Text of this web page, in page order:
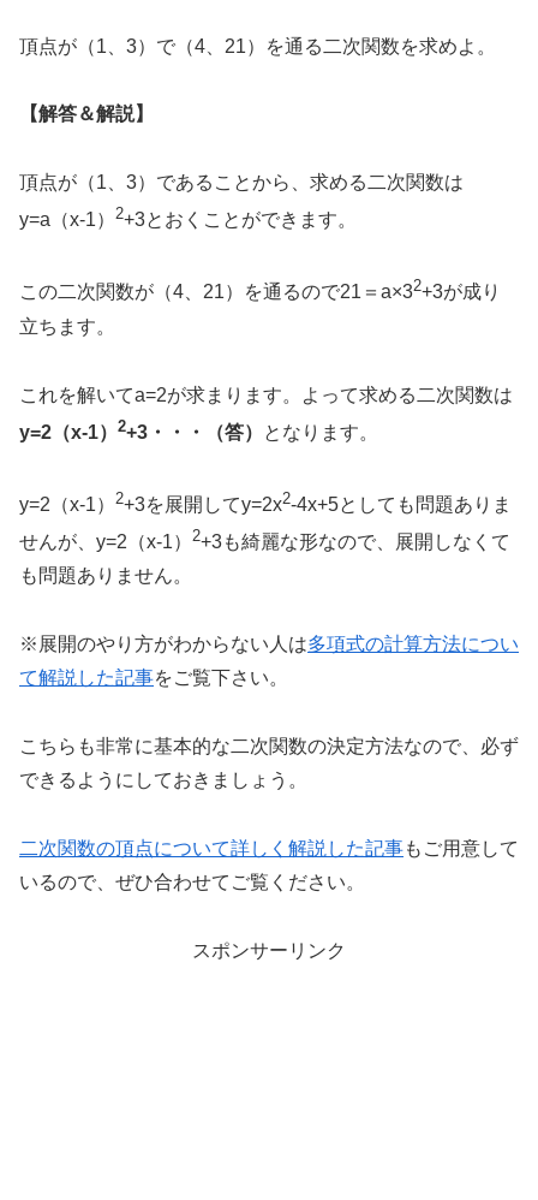
頂点が（1、3）で（4、21）を通る二次関数を求めよ。
【解答＆解説】
頂点が（1、3）であることから、求める二次関数は
y=a（x-1） 2+3とおくことができます。
この二次関数が（4、21）を通るので21＝a×32+3が成り
立ちます。
これを解いてa=2が求まります。よって求める二次関数は
y=2（x-1） 2+3・・・（答） となります。
y=2（x-1） 2+3を展開してy=2x2-4x+5としても問題ありま
せんが、y=2（x-1）
2+3も綺麗な形なので、展開しなくて
も問題ありません。
※展開のやり方がわからない人は多項式の計算方法につい
て解説した記事をご覧下さい。
こちらも非常に基本的な二次関数の決定方法なので、必ず
できるようにしておきましょう。
二次関数の頂点について詳しく解説した記事もご用意して
いるので、ぜひ合わせてご覧ください。
スポンサーリンク